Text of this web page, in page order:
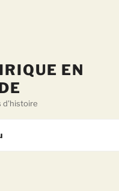
EN
d'histoire